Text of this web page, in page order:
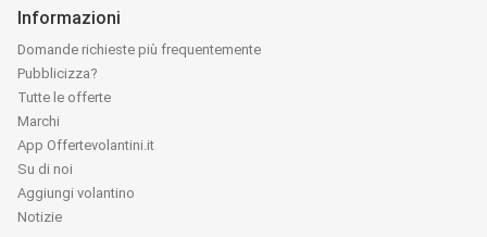
Informazioni
Domande richieste più frequentemente
Pubblicizza?
Tutte le offerte
Marchi
App Offertevolantini.it
Su di noi
Aggiungi volantino
Notizie